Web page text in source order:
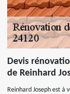
Devis
de Reinhard
Reinhard Joseph est